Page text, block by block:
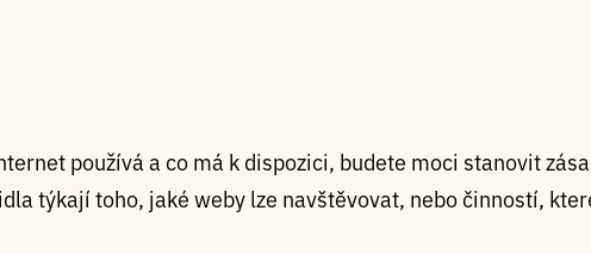
používá a co má k dispozici, budete moci stanovit
týkají toho, jaké weby lze navštěvovat, nebo činností,